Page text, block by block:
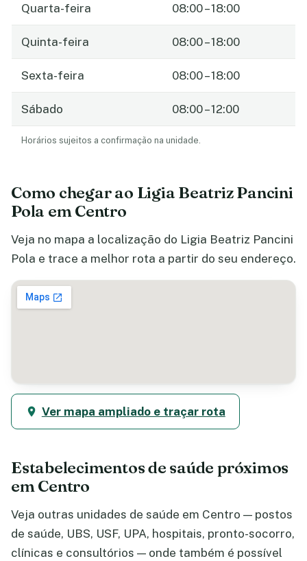
Quarta-feira 08:00 – 18:00
Quinta-feira 08:00 – 18:00
Sexta-feira 08:00 – 18:00
Sábado 08:00 – 12:00
Horários sujeitos a confirmação na unidade.
Como chegar ao Ligia Beatriz Pancini
Pola em Centro
Veja no mapa a localização do Ligia Beatriz Pancini
Pola e trace a melhor rota a partir do seu endereço.
Ver mapa ampliado e traçar rota
Estabelecimentos de saúde próximos
em Centro
Veja outras unidades de saúde em Centro — postos
de saúde, UBS, USF, UPA, hospitais, pronto-socorro,
clínicas e consultórios — onde também é possível